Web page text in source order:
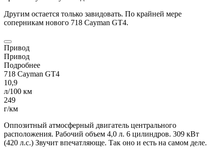
Другим остается только завидовать. По крайней мере
соперникам нового 718 Cayman GT4.
Привод
Привод
Подробнее
718 Cayman GT4
10,9
л/100 км
249
г/км
Оппозитный атмосферный двигатель центрального
расположения. Рабочий объем 4,0 л. 6 цилиндров. 309 кВт
(420 л.с.) Звучит впечатляюще. Так оно и есть на самом деле.